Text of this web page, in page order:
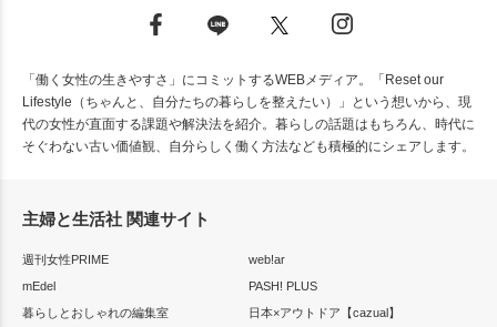
「働く女性の生きやすさ」にコミットするWEBメディア。「Reset our
Lifestyle（ちゃんと、自分たちの暮らしを整えたい）」という想いから、現
代の女性が直面する課題や解決法を紹介。暮らしの話題はもちろん、時代に
そぐわない古い価値観、自分らしく働く方法なども積極的にシェアします。
主婦と生活社 関連サイト
週刊女性PRIME
web!ar
mEdel
PASH! PLUS
暮らしとおしゃれの編集室
日本×アウトドア【cazual】